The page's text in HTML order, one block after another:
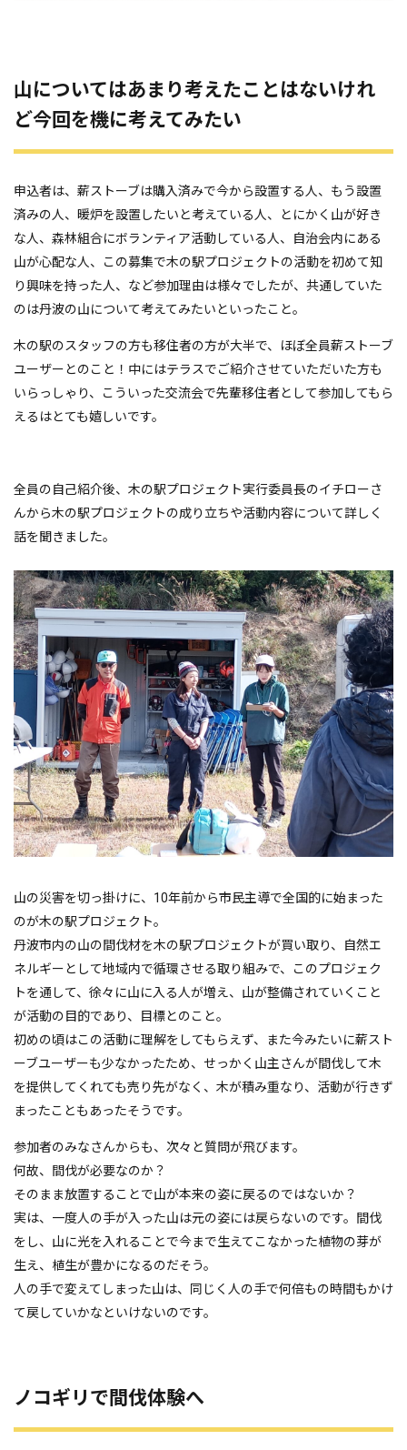
山についてはあまり考えたことはないけれ
ど今回を機に考えてみたい
申込者は、薪ストーブは購入済みで今から設置する人、もう設置
済みの人、暖炉を設置したいと考えている人、とにかく山が好き
な人、森林組合にボランティア活動している人、自治会内にある
山が心配な人、この募集で木の駅プロジェクトの活動を初めて知
り興味を持った人、など参加理由は様々でしたが、共通していた
のは丹波の山について考えてみたいといったこと。
木の駅のスタッフの方も移住者の方が大半で、ほぼ全員薪ストーブ
ユーザーとのこと！中にはテラスでご紹介させていただいた方も
いらっしゃり、こういった交流会で先輩移住者として参加してもら
えるはとても嬉しいです。
全員の自己紹介後、木の駅プロジェクト実行委員長のイチローさ
んから木の駅プロジェクトの成り立ちや活動内容について詳しく
話を聞きました。
山の災害を切っ掛けに、10年前から市民主導で全国的に始まった
のが木の駅プロジェクト。
丹波市内の山の間伐材を木の駅プロジェクトが買い取り、自然エ
ネルギーとして地域内で循環させる取り組みで、このプロジェク
トを通して、徐々に山に入る人が増え、山が整備されていくこと
が活動の目的であり、目標とのこと。
初めの頃はこの活動に理解をしてもらえず、また今みたいに薪スト
ーブユーザーも少なかったため、せっかく山主さんが間伐して木
を提供してくれても売り先がなく、木が積み重なり、活動が行きず
まったこともあったそうです。
参加者のみなさんからも、次々と質問が飛びます。
何故、間伐が必要なのか？
そのまま放置することで山が本来の姿に戻るのではないか？
実は、一度人の手が入った山は元の姿には戻らないのです。間伐
をし、山に光を入れることで今まで生えてこなかった植物の芽が
生え、植生が豊かになるのだそう。
人の手で変えてしまった山は、同じく人の手で何倍もの時間もかけ
て戻していかなといけないのです。
ノコギリで間伐体験へ